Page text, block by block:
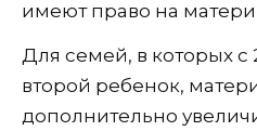
имеют право на
Для семей, в которых с
второй ребенок,
дополнительно